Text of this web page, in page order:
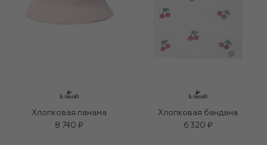
Хлопковая панама
8 740 ₽
Хлопковая бандана
6 320 ₽